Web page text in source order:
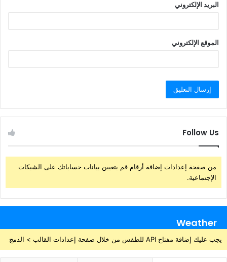
البريد الإلكتروني
الموقع الإلكتروني
Follow Us
من صفحة إعدادات إضافة أرقام قم بتعيين بيانات حساباتك على الشبكات
الإجتماعية.
Weather
يجب عليك إضافة مفتاح API للطقس من خلال صفحة إعدادات القالب > الدمج